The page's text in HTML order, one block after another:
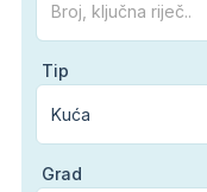
Tip
Grad